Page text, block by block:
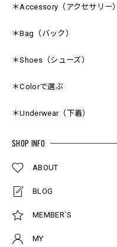
＊Accessory（アクセサリー）
＊Bag（バック）
＊Shoes（シューズ）
＊Colorで選ぶ
＊Underwear（下着）
SHOP INFO
ABOUT
BLOG
MEMBER`S
MY